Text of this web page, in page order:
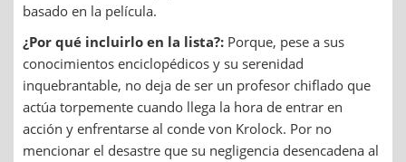
basado en la película.
¿Por qué incluirlo en la lista?: Porque, pese a sus
conocimientos enciclopédicos y su serenidad
inquebrantable, no deja de ser un profesor chiflado que
actúa torpemente cuando llega la hora de entrar en
acción y enfrentarse al conde von Krolock. Por no
mencionar el desastre que su negligencia desencadena al